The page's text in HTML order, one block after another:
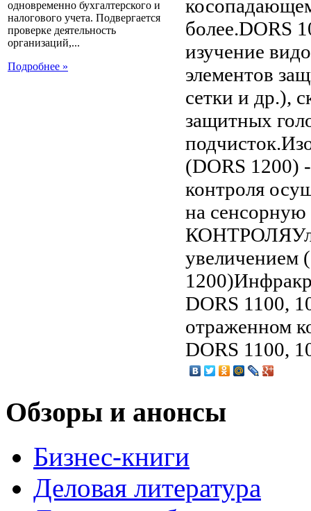
одновременно бухгалтерского и
налогового учета. Подвергается
проверке деятельность
организаций,...
Подробнее »
более.DORS
изучение
элементов
сетки и др.),
защитных
(DORS 1200)
контроля
на
увеличением
DORS 1100,
отраженном
DORS 1100,
Обзоры и анонсы
Бизнес-книги
Деловая литература